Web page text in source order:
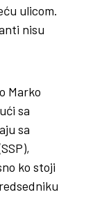
ulicom.
nisu
Marko
sa
sa
ko stoji